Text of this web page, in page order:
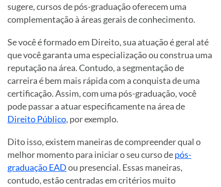
sugere, cursos de pós-graduação oferecem uma
complementação à áreas gerais de conhecimento.
Se você é formado em Direito, sua atuação é geral até
que você garanta uma especialização ou construa uma
reputação na área. Contudo, a segmentação de
carreira é bem mais rápida com a conquista de uma
certificação. Assim, com uma pós-graduação, você
pode passar a atuar especificamente na área de
Direito Público, por exemplo.
Dito isso, existem maneiras de compreender qual o
melhor momento para iniciar o seu curso depós-
graduação EADou presencial. Essas maneiras,
contudo, estão centradas em critérios muito